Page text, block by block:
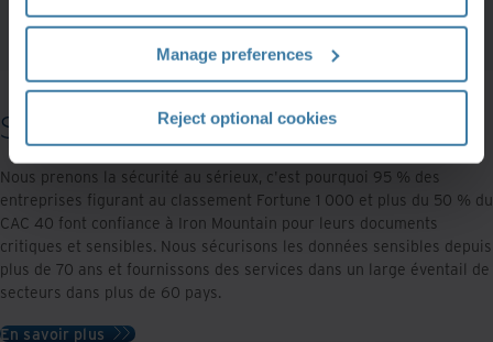
Manage preferences
Reject optional cookies
Sécurité
Nous prenons la sécurité au sérieux, c'est pourquoi 95 % des
entreprises figurant au classement Fortune 1 000 et plus du 50 % du
CAC 40 font confiance à Iron Mountain pour leurs documents
critiques et sensibles. Nous sécurisons les données sensibles depuis
plus de 70 ans et fournissons des services dans un large éventail de
secteurs dans plus de 60 pays.
En savoir plus